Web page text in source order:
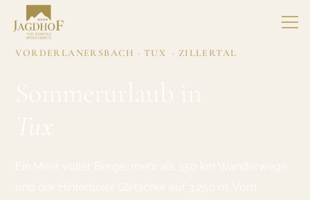
VORDERLANERSBACH · TUX · ZILLERTAL